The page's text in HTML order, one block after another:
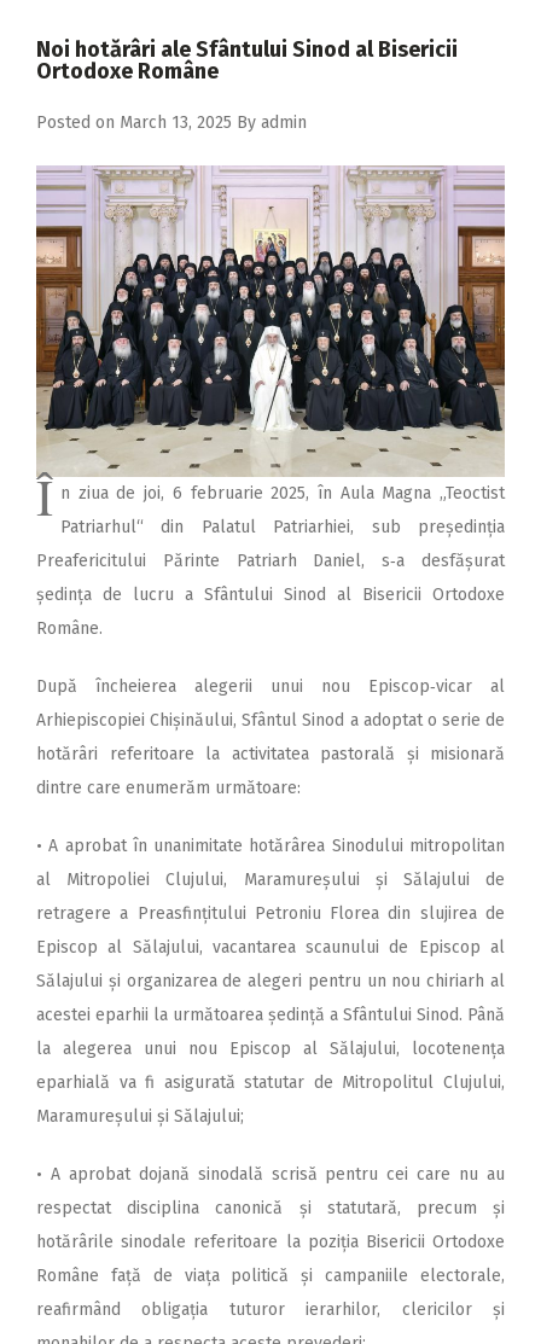
2017
2014
2013
2012
2011
2010
2009
Noi hotărâri ale Sfântului Sinod al Bisericii
Ortodoxe Române
Posted on March 13, 2025 By admin
Î n ziua de joi, 6 februarie 2025, în Aula Magna „Teoctist
Patriarhul“ din Palatul Patriarhiei, sub președinția
Preafericitului Părinte Patriarh Daniel, s‑a desfășurat
ședința de lucru a Sfântului Sinod al Bisericii Ortodoxe
Române.
După încheierea alegerii unui nou Episcop‑vicar al
Arhiepiscopiei Chișinăului, Sfântul Sinod a adoptat o serie de
hotărâri referitoare la activitatea pastorală și misionară
dintre care enumerăm următoare:
• A aprobat în unanimitate hotărârea Sinodului mitropolitan
al Mitropoliei Clujului, Maramureșului și Sălajului de
retragere a Preasfințitului Petroniu Florea din slujirea de
Episcop al Sălajului, vacantarea scaunului de Episcop al
Sălajului și organizarea de alegeri pentru un nou chiriarh al
acestei eparhii la următoarea ședință a Sfântului Sinod. Până
la alegerea unui nou Episcop al Sălajului, locotenența
eparhială va fi asigurată statutar de Mitropolitul Clujului,
Maramureșului și Sălajului;
• A aprobat dojană sinodală scrisă pentru cei care nu au
respectat disciplina canonică și statutară, precum și
hotărârile sinodale referitoare la poziția Bisericii Ortodoxe
Române față de viața politică și campaniile electorale,
reafirmând obligația tuturor ierarhilor, clericilor și